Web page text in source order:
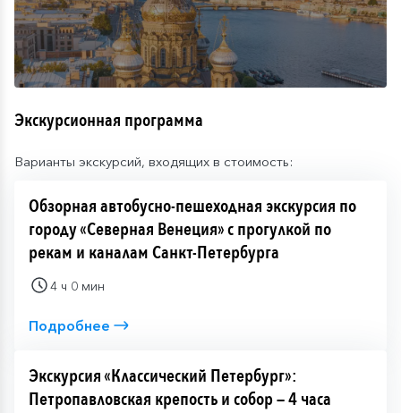
Экскурсионная программа
Варианты экскурсий, входящих в стоимость:
Обзорная автобусно-пешеходная экскурсия по
городу «Северная Венеция» с прогулкой по
рекам и каналам Санкт-Петербурга
4 ч 0 мин
Подробнее
Экскурсия «Классический Петербург»:
Петропавловская крепость и собор — 4 часа